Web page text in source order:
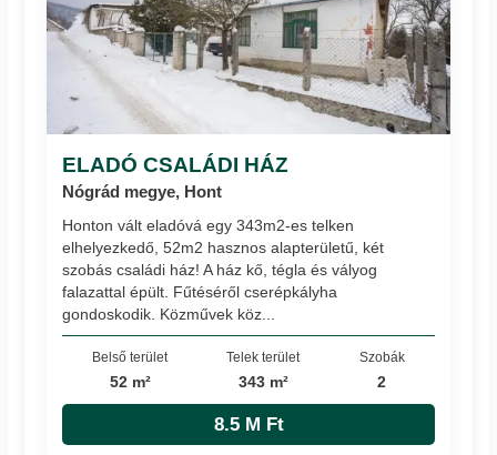
ELADÓ CSALÁDI HÁZ
Nógrád megye, Hont
Honton vált eladóvá egy 343m2-es telken
elhelyezkedő, 52m2 hasznos alapterületű, két
szobás családi ház! A ház kő, tégla és vályog
falazattal épült. Fűtéséről cserépkályha
gondoskodik. Közművek köz...
Belső terület
52 m²
Telek terület
343 m²
Szobák
2
8.5 M Ft